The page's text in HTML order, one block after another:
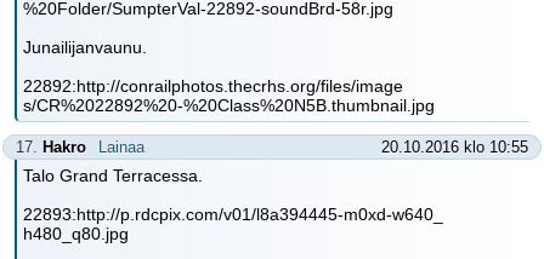
%20Folder/SumpterVal-22892-soundBrd-58r.jpg
Junailijanvaunu.
22892:http://conrailphotos.thecrhs.org/files/image
s/CR%2022892%20-%20Class%20N5B.thumbnail.jpg
17. Hakro Lainaa 20.10.2016 klo 10:55
Talo Grand Terracessa.
22893:http://p.rdcpix.com/v01/l8a394445-m0xd-w640_
h480_q80.jpg